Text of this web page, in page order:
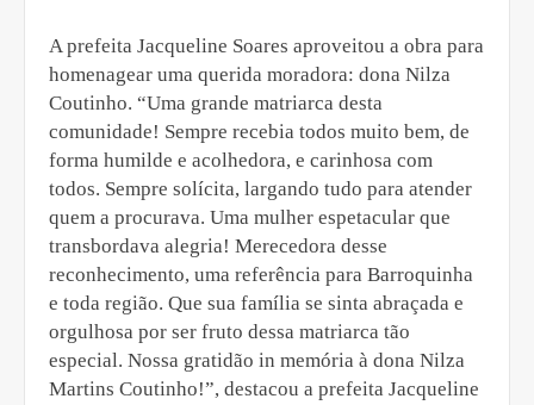
A prefeita Jacqueline Soares aproveitou a obra para
homenagear uma querida moradora: dona Nilza
Coutinho. “Uma grande matriarca desta
comunidade! Sempre recebia todos muito bem, de
forma humilde e acolhedora, e carinhosa com
todos. Sempre solícita, largando tudo para atender
quem a procurava. Uma mulher espetacular que
transbordava alegria! Merecedora desse
reconhecimento, uma referência para Barroquinha
e toda região. Que sua família se sinta abraçada e
orgulhosa por ser fruto dessa matriarca tão
especial. Nossa gratidão in memória à dona Nilza
Martins Coutinho!”, destacou a prefeita Jacqueline